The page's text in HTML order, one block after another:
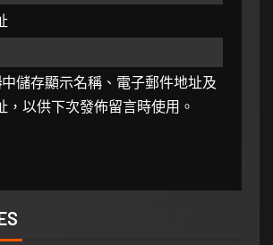
中儲存顯示名稱、電子郵件地址及
，以供下次發佈留言時使用。